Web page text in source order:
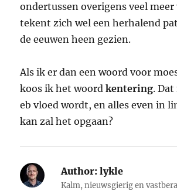
ondertussen overigens veel meer
tekent zich wel een herhalend
de eeuwen heen gezien.
Als ik er dan een woord voor
koos ik het woordkentering.
eb vloed wordt, en alles even in
kan zal het opgaan?
Author: lykle
Kalm, nieuwsgierig en